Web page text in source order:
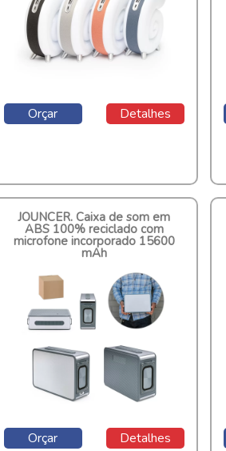
Orçar Detalhes
JOUNCER. Caixa de som em
ABS 100% reciclado com
microfone incorporado 15600
mAh
Cod.: 97440
Orçar Detalhes